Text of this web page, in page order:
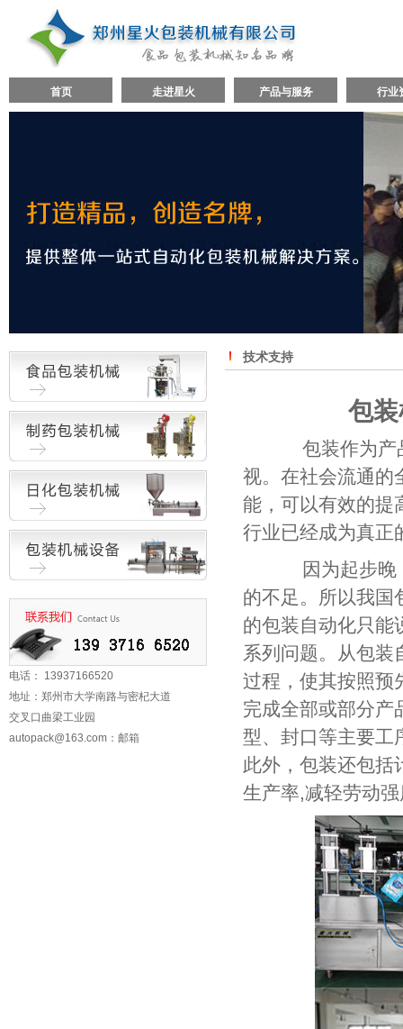
首页 走进星火 产品与服务 行业
电话： 13937166520
地址：郑州市大学南路与密杞大道
交叉口曲梁工业园
autopack@163.com ：邮箱
技术支持
包
包装作为产品
视。在社会流通的
能，可以有效的提
行业已经成为真正
因为起步晚，
的不足。所以我国
的包装自动化只能
系列问题。从包装
过程，使其按照预
完成全部或部分产
型、封口等主要工
此外，包装还包括
生产率,减轻劳动